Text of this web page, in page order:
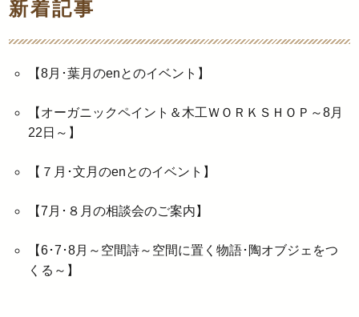
新着記事
【8月･葉月のenとのイベント】
【オーガニックペイント＆木工ＷＯＲＫＳＨＯＰ～8月
22日～】
【７月･文月のenとのイベント】
【7月･８月の相談会のご案内】
【6･7･8月～空間詩～空間に置く物語･陶オブジェをつ
くる～】